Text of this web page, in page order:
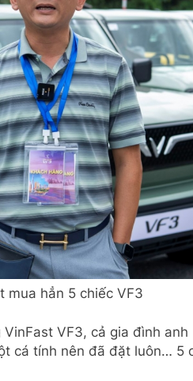
mua hẳn 5 chiếc VF3
VF3, cả gia đình
cá tính nên đã đặt luôn… 5